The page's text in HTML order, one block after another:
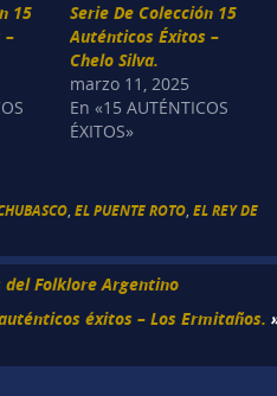
15
–
Serie De Colección 15
Auténticos Éxitos –
Chelo Silva.
marzo 11, 2025
En «15 AUTÉNTICOS
ÉXITOS»
,EL PUENTE ROTO ,EL REY DE
del Folklore Argentino
éxitos – Los Ermitaños.